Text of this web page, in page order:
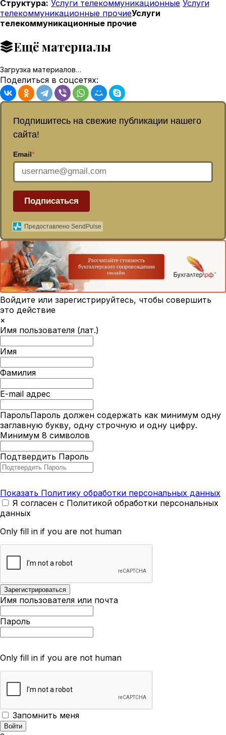
Структура: Услуги телекоммуникационные Услуги
телекоммуникационные прочиеУслуги
телекоммуникационные прочие
Ещё материалы
Загрузка материалов…
Поделиться в соцсетях:
Подпишитесь на свежие публикации нашего
сайта!
Email*
Подписаться
Предоставлено SendPulse
Войдите или зарегистрируйтесь, чтобы совершить
это действие
×
Имя пользователя (лат.)
Имя
Фамилия
E-mail адрес
ПарольПароль должен содержать как минимум одну
заглавную букву, одну строчную и одну цифру.
Минимум 8 символов
Подтвердить Пароль
Показать Политику обработки персональных данных
Я согласен с Политикой обработки персональных
данных
Only fill in if you are not human
Имя пользователя или почта
Пароль
Only fill in if you are not human
Запомнить меня